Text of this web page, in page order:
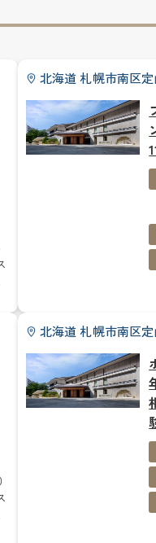
北海道 札幌市南区
北海道 札幌市南区